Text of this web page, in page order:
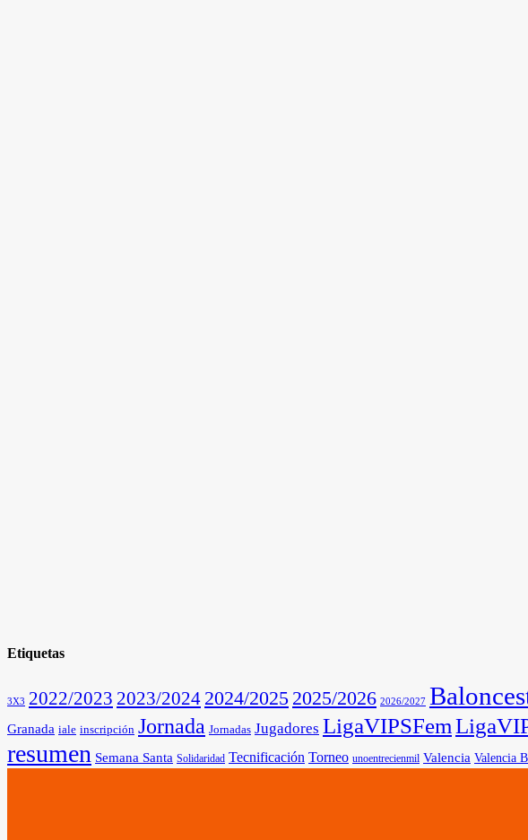
Etiquetas
3X3 2022/2023 2023/2024 2024/2025 2025/2026 2026/2027
Granada iale inscripción Jornada Jornadas Jugadores LigaVIPSFem
resumen Semana Santa Solidaridad Tecnificación Torneo unoentrecienmil Valencia Valencia